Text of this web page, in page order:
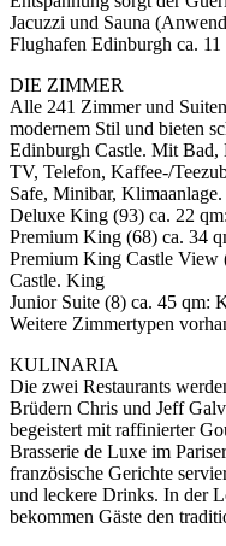
Jacuzzi und Sauna
Flughafen Edinburgh ca. 11
DIE ZIMMER
Alle 241 Zimmer und
modernem Stil und bieten
Edinburgh Castle. Mit
TV, Telefon, Kaffee-/
Safe, Minibar, Klimaanlage.
Deluxe King (93) ca. 22
Premium King (68) ca. 34
Premium King Castle View
Castle. King
Junior Suite (8) ca. 45 qm:
Weitere Zimmertypen
KULINARIA
Die zwei Restaurants
Brüdern Chris und Jeff
begeistert mit raffinierter
Brasserie de Luxe im
französische Gerichte
und leckere Drinks. In der
bekommen Gäste den